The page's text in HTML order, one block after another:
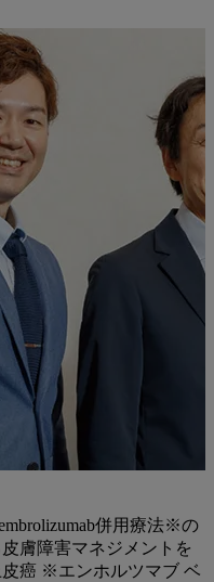
併用療法※の
膚障害マネジメントを
癌 ※エンホルツマブ ベ